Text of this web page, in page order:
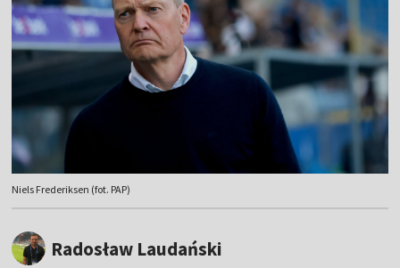
Niels Frederiksen (fot. PAP)
Radosław Laudański